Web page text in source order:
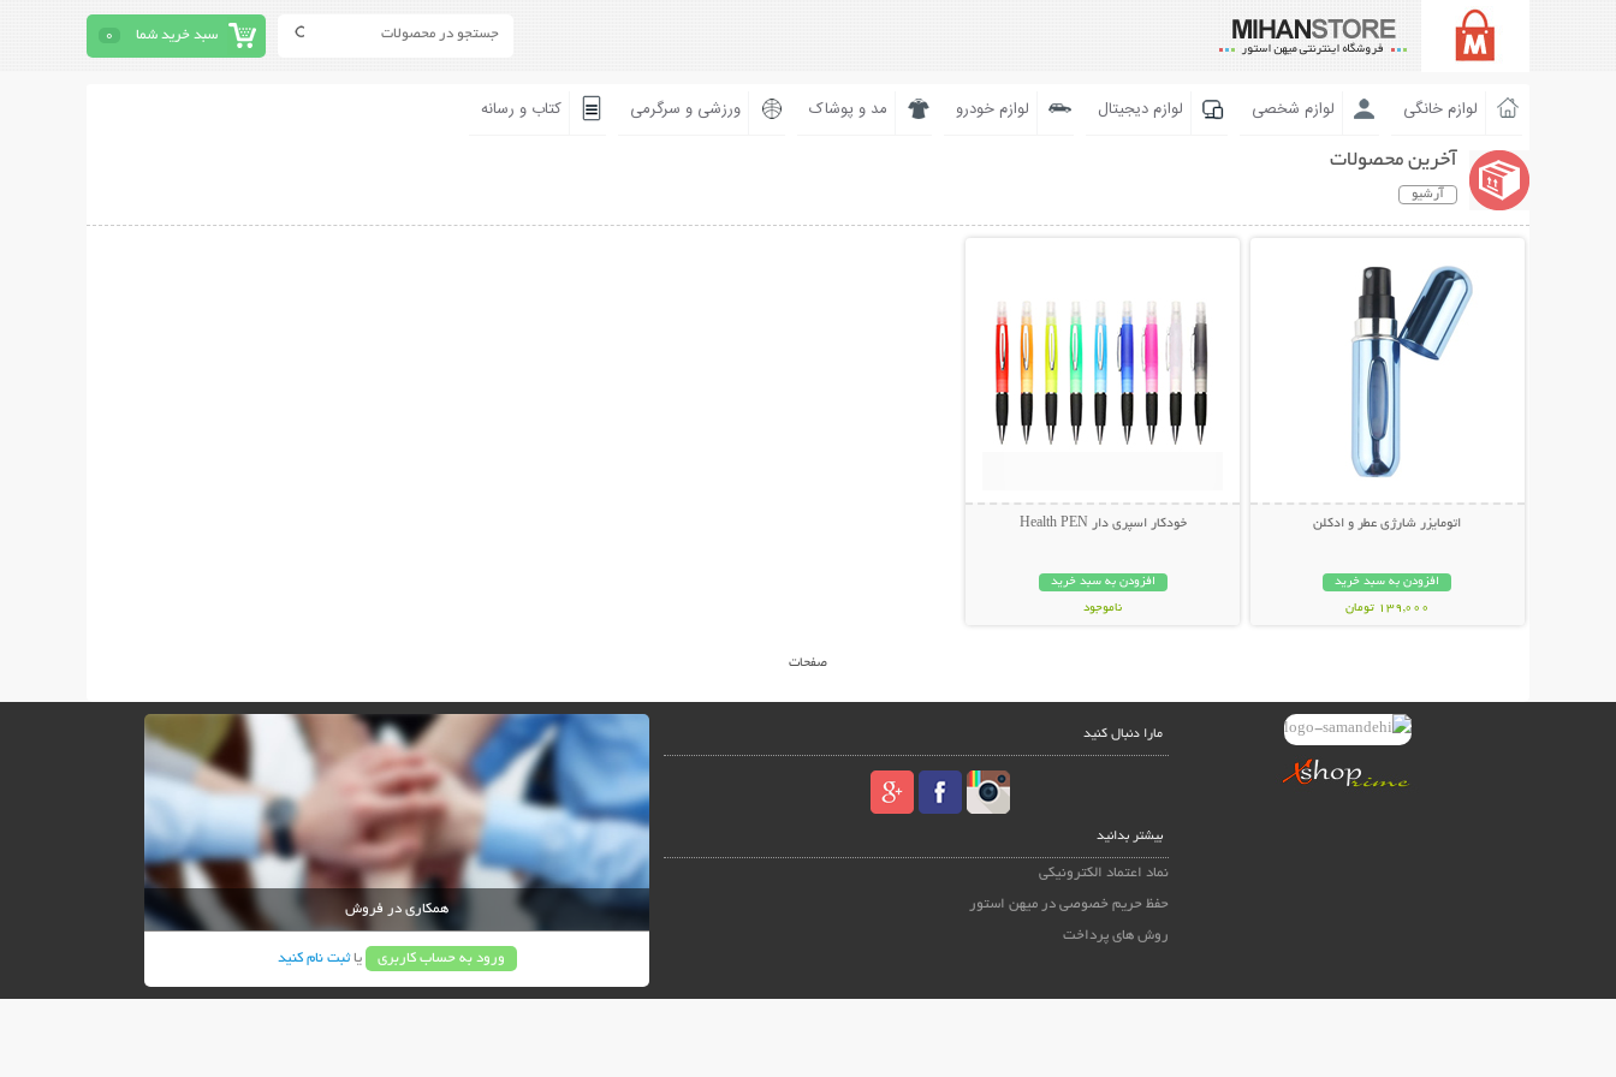
سبد خرید شما 0
لوازم خانگی لوازم شخصی لوازم دیجیتال لوازم خودرو مد و پوشاک ورزشی و سرگرمی کتاب و رسانه
آخرین محصولات
آرشیو
اتومایزر شارژی عطر و ادکلن
افزودن به سبد خرید
139,000 تومان
خودکار اسپری دار Health PEN
افزودن به سبد خرید
ناموجود
صفحات
مارا دنبال کنید
بیشتر بدانید
نماد اعتماد الکترونیکی
حفظ حریم خصوصی در میهن استور
روش های پرداخت
همکاری در فروش
ورود به حساب کاربری یاثبت نام کنید